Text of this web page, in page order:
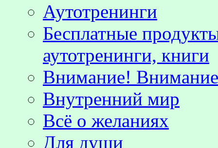
Аутотренинги
Бесплатные
аутотренинги, книги
Внимание!
Внутренний мир
Всё о желаниях
Для души